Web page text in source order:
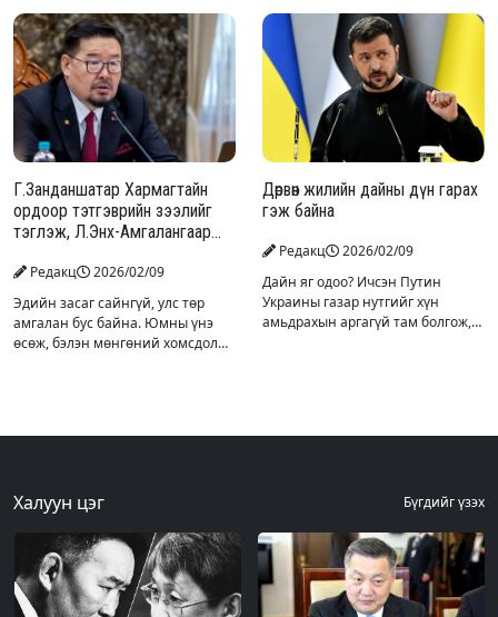
“Дэлхийн мөнгөний долоо хоног”
аян энэ жил “Мөнгөө ухаалгаар
шинийн баяртай холбоотойгоор
нэмэгдэж байгаа талаар
цагдаагийн байгууллагаас
Г.Занданшатар Хармагтайн
ордоор тэтгэврийн зээлийг
тэглэж, Л.Энх-Амгалангаар
улс төрийг давах уу…
Редакц
2026/02/09
Эдийн засаг сайнгүй, улс төр
амгалан бус байна. Юмны үнэ
өсөж, бэлэн мөнгөний хомсдол
Дөрвөн жилийн дайны дүн гарах
гэж байна
Редакц
2026/02/09
Дайн яг одоо? Ичсэн Путин
Украины газар нутгийг хүн
амьдрахын аргагүй там болгож,
Халуун цэг Бүгдийг үзэх